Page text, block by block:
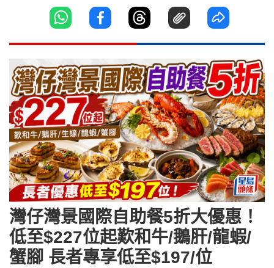
灣仔灣景國際自助餐5折大優惠！
低至$227位起歎和牛/鵝肝/龍蝦/
蟹腳 長者專享低至$197/位